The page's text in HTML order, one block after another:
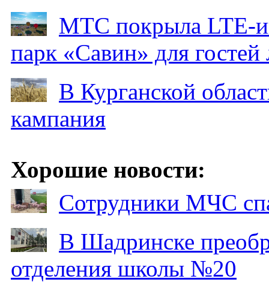
МТС покрыла LTE-
парк «Савин» для гостей
В Курганской
кампания
Хорошие новости:
Сотрудники МЧС
В Шадринске
отделения школы №20